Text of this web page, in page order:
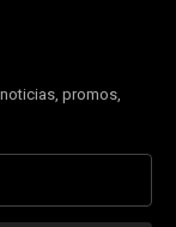
promos,